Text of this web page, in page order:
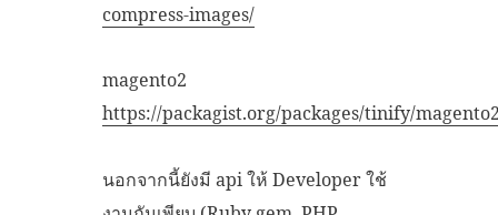
compress-images/
magento2
https://packagist.org/packages/tinify/
นอกจากนี้ยังมี api ให้ Developer ใช้